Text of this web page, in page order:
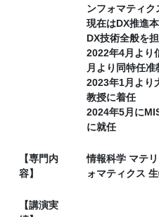
ンフォマティ
現在はDX推進
DX技術全般を
2022年4月より
月より同特任
2023年1月より
教授に着任
2024年5月に
に就任
【専門内
容】
情報科学 マテ
ォマティクス
【講演実